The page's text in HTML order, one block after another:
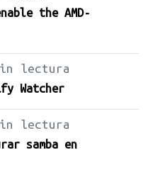
the AMD-
lectura
Watcher
lectura
samba en